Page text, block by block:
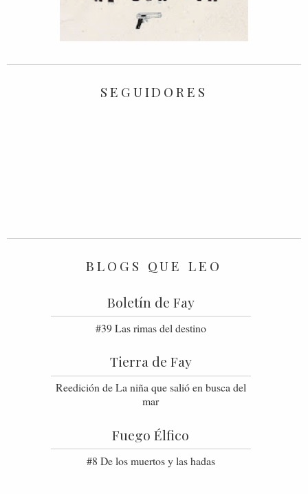
SEGUIDORES
BLOGS QUE LEO
Boletín de Fay
#39 Las rimas del destino
Tierra de Fay
Reedición de La niña que salió en busca del
mar
Fuego Élfico
#8 De los muertos y las hadas